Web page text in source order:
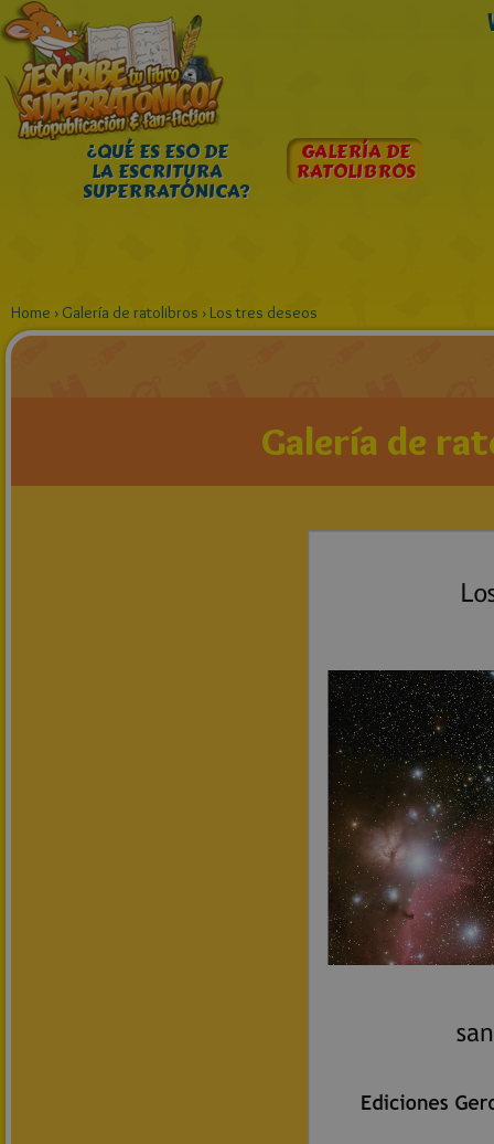
¿QUÉ ES ESO DE
LA ESCRITURA
SUPERRATÓNICA?
GALERÍA DE
RATOLIBROS
Home › Galería de ratolibros › Los tres deseos
Galería de